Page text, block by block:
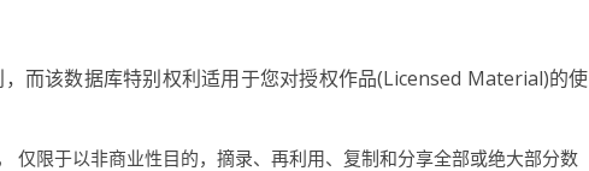
而该数据库特别权利适用于您对授权作品(Licensed Material)的使
仅限于以非商业性目的，摘录、再利用、复制和分享全部或绝大部分数